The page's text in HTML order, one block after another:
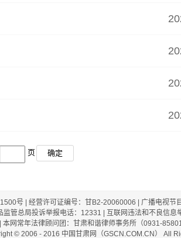
页 确定
号 | 经营许可证编号：甘B2-20060006 | 广播电视
监管总局投诉举报电话：12331 | 互联网违法和不良信息
网常年法律顾问团：甘肃和谐律师事务所（0931-
© 2006 - 2016 中国甘肃网（GSCN.COM.CN） All